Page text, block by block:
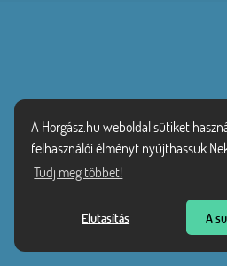
A Horgász.hu weboldal sütiket
felhasználói élményt nyújthassuk
Tudj meg többet!
Elutasítás A